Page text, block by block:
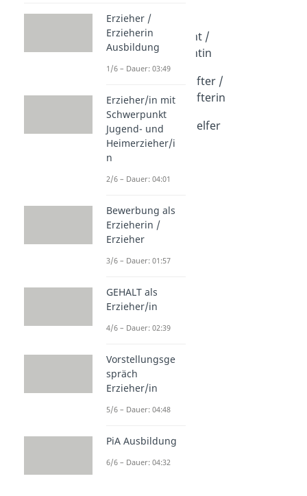
Dauer: 03:42
Sozialassistent /
Sozialassistentin
Dauer: 03:43
Hauswirtschafter /
Hauswirtschafterin
Dauer: 03:48
Integrationshelfer
Dauer: 04:04
Erzieher /
Erzieherin
Ausbildung
1/6 – Dauer: 03:49
Erzieher/in mit
Schwerpunkt
Jugend- und
Heimerzieher/i
n
2/6 – Dauer: 04:01
Bewerbung als
Erzieherin /
Erzieher
3/6 – Dauer: 01:57
GEHALT als
Erzieher/in
4/6 – Dauer: 02:39
Vorstellungsge
spräch
Erzieher/in
5/6 – Dauer: 04:48
PiA Ausbildung
6/6 – Dauer: 04:32